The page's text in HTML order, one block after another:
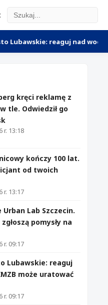
reaguj nad wodą. KMZB
kręci reklamę z
tle. Odwiedził go
r. 13:18
kończy 100 lat.
od twoich
r. 13:17
Lab Szczecin.
pomysły na
r. 09:17
Lubawskie: reaguj
może uratować
r. 09:17